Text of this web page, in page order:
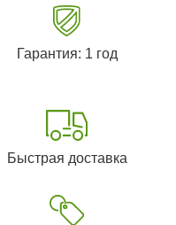
Гарантия: 1 год
Быстрая доставка